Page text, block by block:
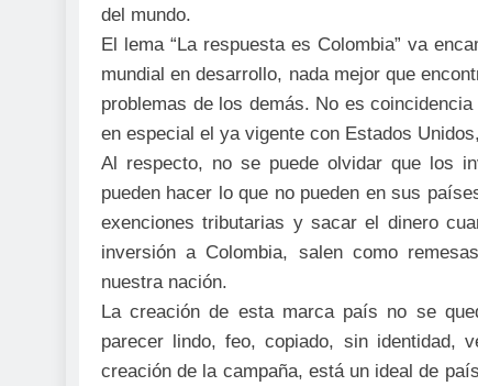
del mundo.
El lema “La respuesta es Colombia” va
mundial en desarrollo, nada mejor que
problemas de los demás. No es
en especial el ya vigente con Estados
Al respecto, no se puede olvidar que los
pueden hacer lo que no pueden en sus
exenciones tributarias y sacar el dinero
inversión a Colombia, salen como
nuestra nación.
La creación de esta marca país no se
parecer lindo, feo, copiado, sin identidad,
creación de la campaña, está un ideal de